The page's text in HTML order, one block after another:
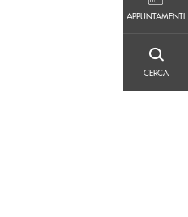
APPUNTAMENTI
CERCA